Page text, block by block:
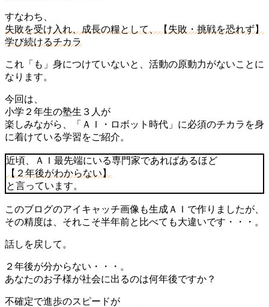
すなわち、
失敗を受け入れ、成長の糧として、【失敗・挑戦を恐れず】
学び続けるチカラ
これ「も」身につけていないと、活動の原動力がないことに
なります。
今回は、
小学２年生の塾生３人が
楽しみながら、「ＡＩ・ロボット時代」に必須のチカラを身
に着けている学習をご紹介。
近頃、ＡＩ最先端にいる専門家であればあるほど
【２年後がわからない】
と言っています。
このブログのアイキャッチ画像も生成ＡＩで作りましたが、
その精度は、それこそ半年前と比べても大違いです・・・。
話しを戻して。
２年後が分からない・・・。
あなたのお子様が社会に出るのは何年後ですか？
不確定で進歩のスピードが